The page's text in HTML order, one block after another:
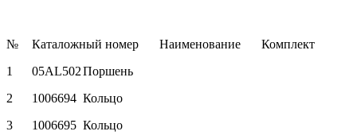
№ Каталожный номер Наименование
Комплект
1
05AL502Поршень
2
1006694 Кольцо
3
1006695 Кольцо